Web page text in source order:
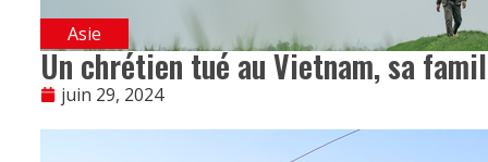
Asie
Un chrétien tué au Vietnam, sa
juin 29, 2024